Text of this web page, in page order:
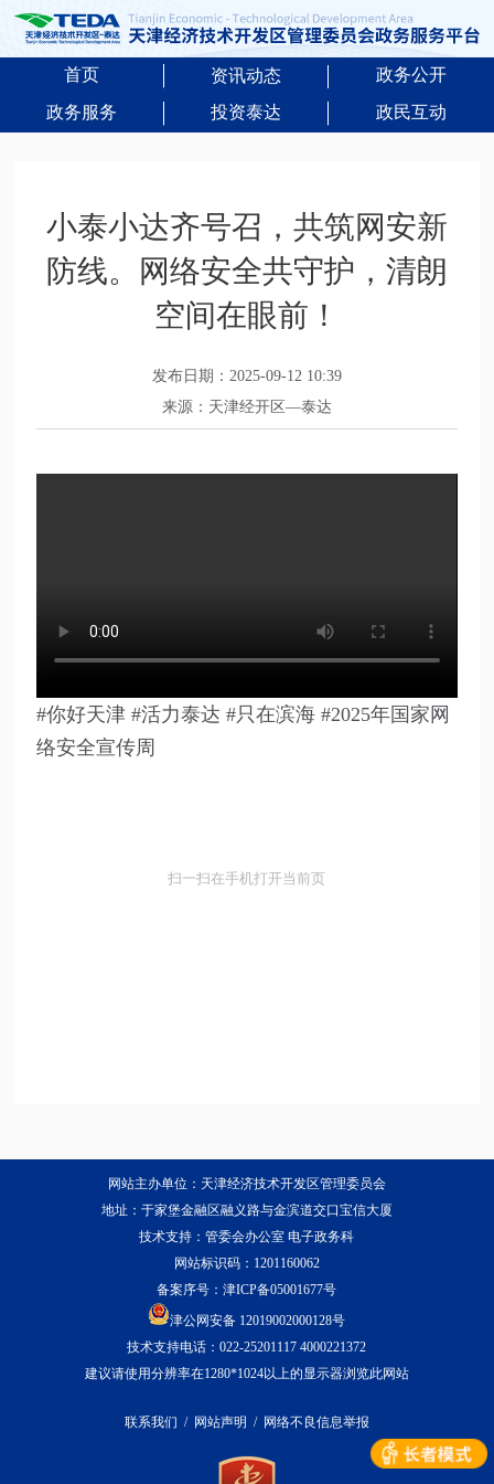
首页 资讯动态
政务公开
政务服务
投资泰达 政民互动
小泰小达齐号召，共筑网安新
防线。网络安全共守护，清朗
空间在眼前！
发布日期：2025-09-12 10:39
来源：天津经开区—泰达
#你好天津 #活力泰达 #只在滨海 #2025年国家网
络安全宣传周
扫一扫在手机打开当前页
网站主办单位：天津经济技术开发区管理委员会
地址：于家堡金融区融义路与金滨道交口宝信大厦
技术支持：管委会办公室 电子政务科
网站标识码：1201160062
备案序号：津ICP备05001677号
津公网安备 12019002000128号
技术支持电话：022-25201117 4000221372
建议请使用分辨率在1280*1024以上的显示器浏览此网站
联系我们 / 网站声明 / 网络不良信息举报